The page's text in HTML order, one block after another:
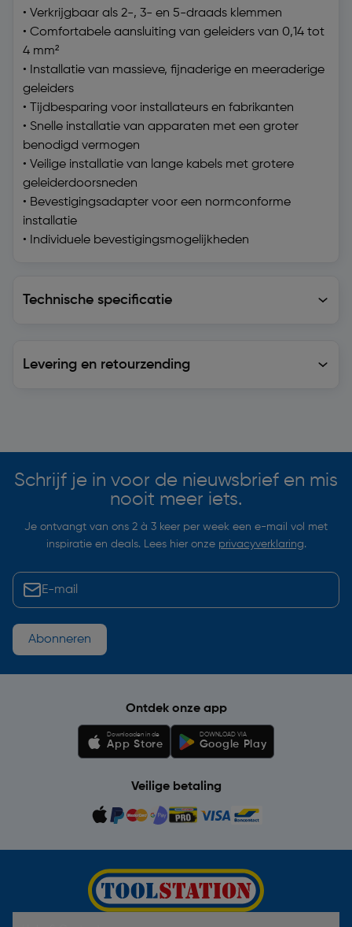
• Verkrijgbaar als 2-, 3- en 5-draads klemmen
• Comfortabele aansluiting van geleiders van 0,14 tot
4 mm²
• Installatie van massieve, fijnaderige en meeraderige
geleiders
• Tijdbesparing voor installateurs en fabrikanten
• Snelle installatie van apparaten met een groter
benodigd vermogen
• Veilige installatie van lange kabels met grotere
geleiderdoorsneden
• Bevestigingsadapter voor een normconforme
installatie
• Individuele bevestigingsmogelijkheden
Technische specificatie
Levering en retourzending
Schrijf je in voor de nieuwsbrief en mis
nooit meer iets.
Je ontvangt van ons 2 à 3 keer per week een e-mail vol met
inspiratie en deals. Lees hier onze privacyverklaring.
Abonneren
Ontdek onze app
Downloaden in de
App Store
DOWNLOAD VIA
Google Play
Veilige betaling